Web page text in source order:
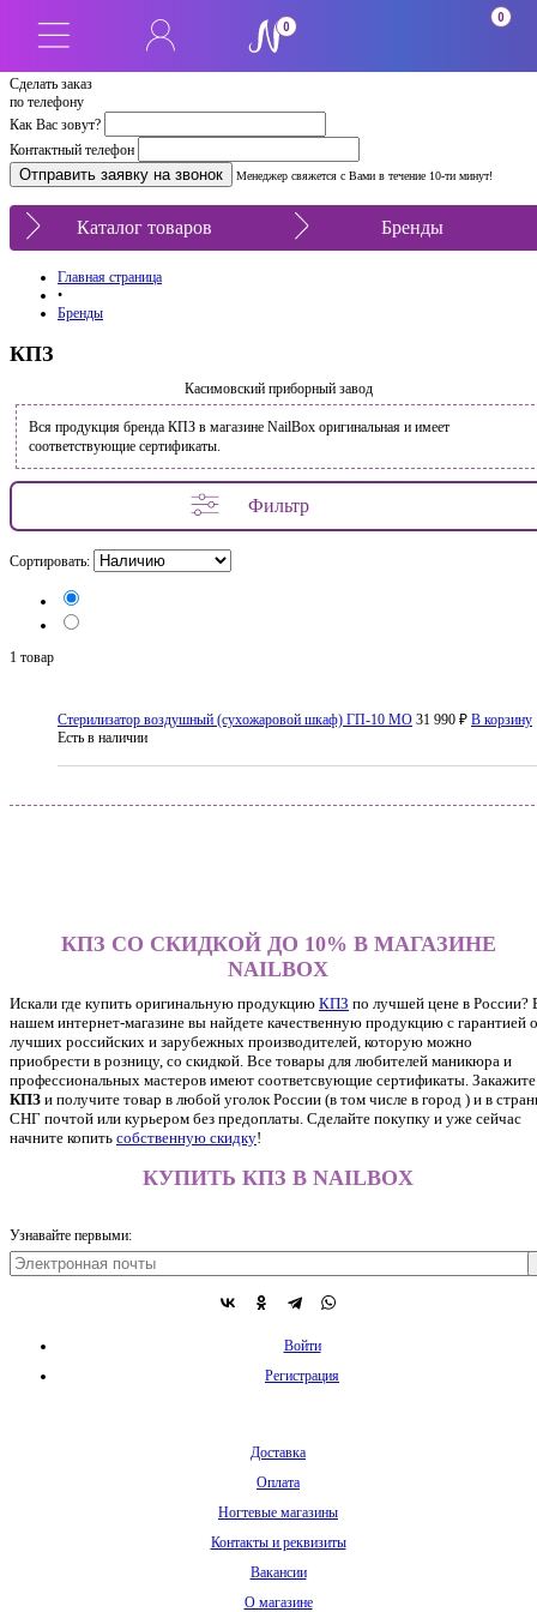
Сделать заказ
по телефону
Как Вас зовут?
Контактный телефон
Менеджер свяжется с Вами в течение 10-ти минут!
0
0
Каталог товаров Бренды
Главная страница
•
Бренды
КПЗ
Касимовский приборный завод
Вся продукция бренда КПЗ в магазине NailBox оригинальная и имеет
соответствующие сертификаты.
Фильтр
Сортировать:
1 товар
Стерилизатор воздушный (сухожаровой шкаф) ГП-10 МО 31 990 ₽ В корзину
Есть в наличии
КПЗ СО СКИДКОЙ ДО 10% В МАГАЗИНЕ
NAILBOX
Искали где купить оригинальную продукцию КПЗ по лучшей цене в России?
нашем интернет-магазине вы найдете качественную продукцию с гарантией
лучших российских и зарубежных производителей, которую можно
приобрести в розницу, со скидкой. Все товары для любителей маникюра и
профессиональных мастеров имеют соответсвующие сертификаты. Закажите
КПЗ и получите товар в любой уголок России (в том числе в город ) и в
СНГ почтой или курьером без предоплаты. Сделайте покупку и уже сейчас
начните копить собственную скидку!
КУПИТЬ КПЗ В NAILBOX
Узнавайте первыми:
Войти
Регистрация
Доставка
Оплата
Ногтевые магазины
Контакты и реквизиты
Вакансии
О магазине